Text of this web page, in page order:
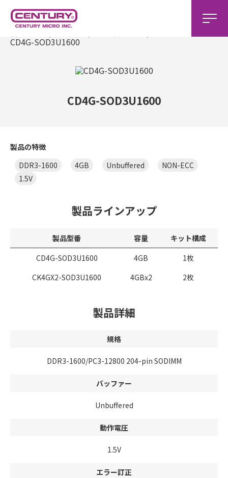
CD4G-SOD3U1600
CD4G-SOD3U1600
製品の特徴
DDR3-1600
4GB Unbuffered
NON-ECC
1.5V
製品ラインアップ
製品型番 容量
キット構成
CD4G-SOD3U1600
4GB
1枚
CK4GX2-SOD3U1600
4GBx2 2枚
製品詳細
規格
DDR3-1600/PC3-12800 204-pin SODIMM
バッファー
Unbuffered
動作電圧
1.5V
エラー訂正